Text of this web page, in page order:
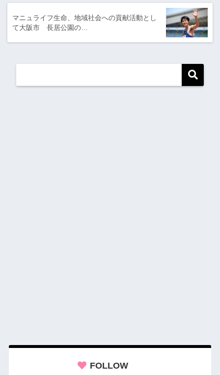
マニュライフ生命、地域社会への貢献活動とし
て大阪市 長居公園の…
FOLLOW